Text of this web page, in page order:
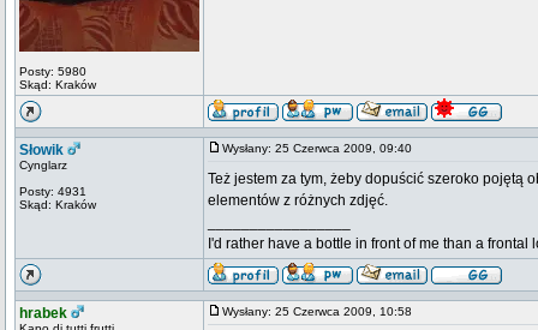
Posty: 5980
Skąd: Kraków
Słowik
Cynglarz
Posty: 4931
Skąd: Kraków
Wysłany: 25 Czerwca 2009, 09:40
Też jestem za tym, żeby dopuścić szeroko pojętą
elementów z różnych zdjęć.
I'd rather have a bottle in front of me than a frontal
hrabek Wysłany: 25 Czerwca 2009, 10:58